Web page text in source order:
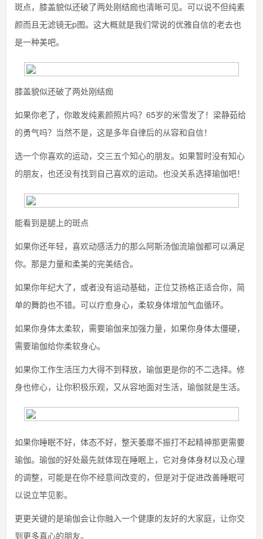
斑点，膝盖貌似还破了两处刚结痂也清晰可见。可以说不但纯素
颜而且无滤镜无p图。这大概就是我们常说的优雅自信的老去也
是一种美吧。
膝盖貌似还破了两处刚结痂
如果你老了，你敢发纯素颜照片吗？65岁的米雪发了！梁静茹给
的勇气吗？当然不是，这是多年自律后的从容和自信！
选一个你喜欢的运动，交三五个知心的朋友。如果暂时没有知心
的朋友，也还没有找到自己喜欢的运动。也没关系选择瑜伽吧！
能看到是腿上的斑点
如果你还年轻，喜欢动感活力的那么阿斯汤伽流瑜伽都可以满足
你。那是力量和柔美的完美结合。
如果你年纪大了，或者没有运动基础，正位艾扬格正适合你，简
单的舞韵也不错。可以疗愈身心，柔软身体增加气血循环。
如果你身体太柔软，需要瑜伽来加强力量，如果你身体太僵硬，
需要瑜伽给你柔软身心。
如果你工作生活压力大得不到释放，瑜伽更是你的不二选择。修
身也修心，让你积极乐观，又从容地面对生活，瑜伽就是生活。
如果你睡眠不好，体态不好，整天萎靡不振打不起精神那更需要
瑜伽。瑜伽的好处最先就体现在睡眠上，它对身体身材以及心理
的调整，可能是在你不经意间改变的，但是对于促进改善睡眠可
以说立竿见影。
更更关键的是瑜伽会让你融入一个健康的友好的大家庭，让你交
到更多真心的朋友。